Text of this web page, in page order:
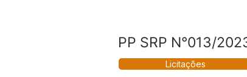
PP SRP N°013/
Licitações